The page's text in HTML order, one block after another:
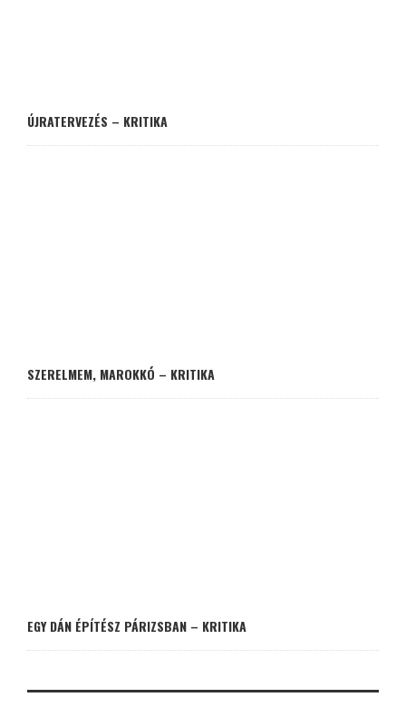
ÚJRATERVEZÉS – KRITIKA
SZERELMEM, MAROKKÓ – KRITIKA
EGY DÁN ÉPÍTÉSZ PÁRIZSBAN – KRITIKA